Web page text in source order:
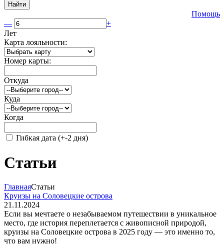
Найти
Помощь
—
+
Лет
Карта лояльности:
Номер карты:
Откуда
Куда
Когда
Гибкая дата (+-2 дня)
Статьи
ГлавнаяСтатьи
Круизы на Соловецкие острова
21.11.2024
Если вы мечтаете о незабываемом путешествии в уникальное
место, где история переплетается с живописной природой,
круизы на Соловецкие острова в 2025 году — это именно то,
что вам нужно!